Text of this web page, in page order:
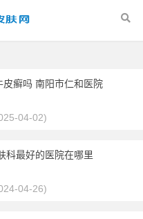
癣吗 南阳市仁和医院
04-02)
科最好的医院在哪里
04-26)